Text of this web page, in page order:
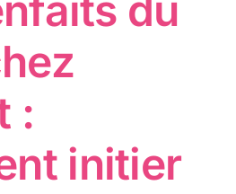
:
initier